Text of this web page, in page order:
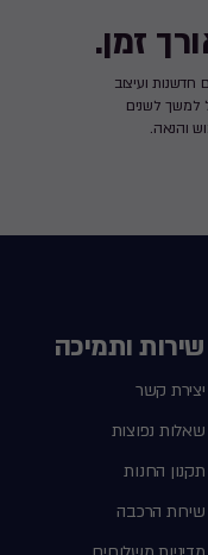
זמן.
חדשנות ועיצוב
למשך לשנים
והנאה.
שירות ותמיכה
יצירת קשר
שאלות נפוצות
תקנון החנות
שירות הרכבה